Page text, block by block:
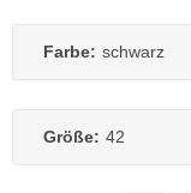
Farbe: schwarz
Größe: 42